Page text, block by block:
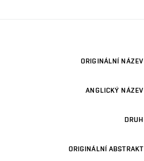
ORIGINÁLNÍ NÁZEV
ANGLICKÝ NÁZEV
DRUH
ORIGINÁLNÍ ABSTRAKT